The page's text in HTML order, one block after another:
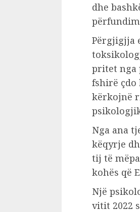
dhe
Përgjigjja
pritet nga
fshirë çdo
kërkojnë
Nga ana
këqyrje
tij të
kohës që
Një
vitit 2022